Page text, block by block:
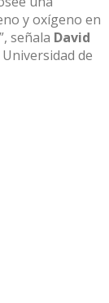
y oxígeno en
señala David
de